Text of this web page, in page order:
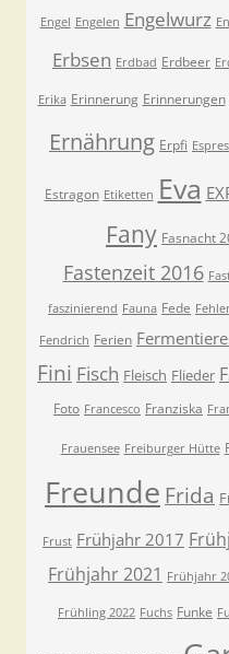
Engel Engelen Engelwurz
Erbsen Erdbad Erdbeer
Erika Erinnerung Erinnerungen
Ernährung Erpfi
Estragon Etiketten Eva
Fany Fasnacht
Fastenzeit 2016
faszinierend Fauna Fede
Fendrich Ferien
Fini Fisch Fleisch Flieder
Foto Francesco Franziska
Frauensee Freiburger Hütte
Freunde Frida
Frust Frühjahr 2017
Frühjahr 2021 Frühjahr
Frühling 2022 Fuchs Funke